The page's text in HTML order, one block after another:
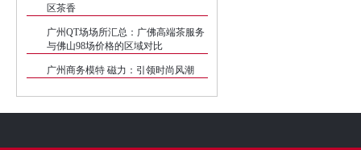
区茶香
广州QT场场所汇总：广佛高端茶服务
与佛山98场价格的区域对比
广州商务模特 磁力：引领时尚风潮